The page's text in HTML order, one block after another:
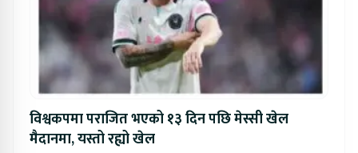
विश्वकपमा पराजित भएको १३ दिन पछि मेस्सी खेल
मैदानमा, यस्तो रह्यो खेल